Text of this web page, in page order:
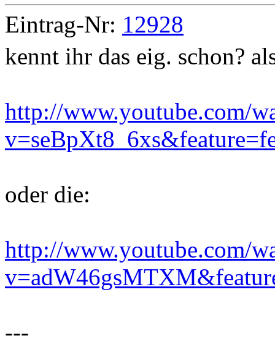
Eintrag-Nr: 12928
kennt ihr das eig. schon?
http://www.youtube.com/
oder die:
http://www.youtube.com/
---